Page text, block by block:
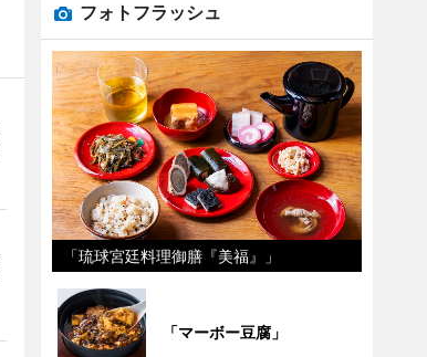
フォトフラッシュ
「琉球宮廷料理御膳『美福』」
「マーボー豆腐」